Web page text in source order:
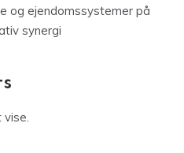
og ejendomssystemer på
synergi
vise.